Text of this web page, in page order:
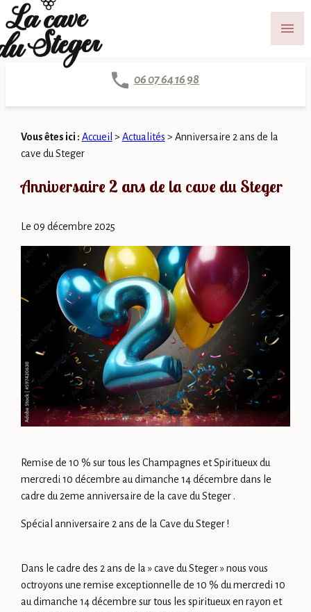
menu
06 07 64 16 98
Vous êtes ici : Accueil > Actualités > Anniversaire 2 ans de la
cave du Steger
Anniversaire 2 ans de la cave du Steger
Le 09 décembre 2025
Remise de 10 % sur tous les Champagnes et Spiritueux du
mercredi 10 décembre au dimanche 14 décembre dans le
cadre du 2eme anniversaire de la cave du Steger .
Spécial anniversaire 2 ans de la Cave du Steger !
Dans le cadre des 2 ans de la » cave du Steger » nous vous
octroyons une remise exceptionnelle de 10 % du mercredi 10
au dimanche 14 décembre sur tous les spiritueux en rayon et
Panneau de gestion des cookies